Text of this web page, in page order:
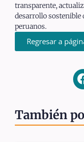
transparente,
desarrollo sostenible
peruanos.
Regresar a
También